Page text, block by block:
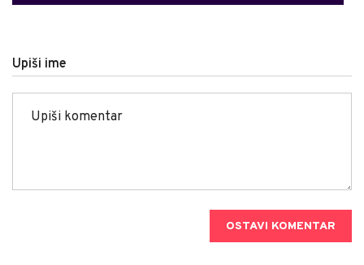
Upiši ime
OSTAVI KOMENTAR